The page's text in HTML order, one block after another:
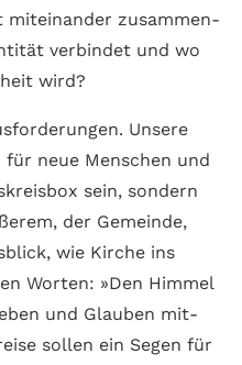
mit­ein­ander zusammen­
ver­bin­det und wo
wird?
Unsere
neue Menschen und
sein, sondern
der Gemeinde,
wie Kirche ins
Worten: »Den Himmel
und Glauben mit­
sollen ein Segen für